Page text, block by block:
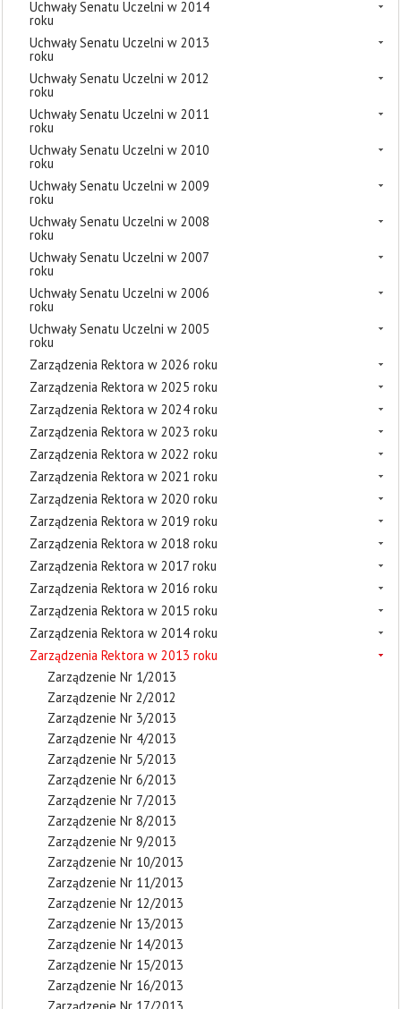
Uchwały Senatu Uczelni w 2014
roku
Uchwały Senatu Uczelni w 2013
roku
Uchwały Senatu Uczelni w 2012
roku
Uchwały Senatu Uczelni w 2011
roku
Uchwały Senatu Uczelni w 2010
roku
Uchwały Senatu Uczelni w 2009
roku
Uchwały Senatu Uczelni w 2008
roku
Uchwały Senatu Uczelni w 2007
roku
Uchwały Senatu Uczelni w 2006
roku
Uchwały Senatu Uczelni w 2005
roku
Zarządzenia Rektora w 2026 roku
Zarządzenia Rektora w 2025 roku
Zarządzenia Rektora w 2024 roku
Zarządzenia Rektora w 2023 roku
Zarządzenia Rektora w 2022 roku
Zarządzenia Rektora w 2021 roku
Zarządzenia Rektora w 2020 roku
Zarządzenia Rektora w 2019 roku
Zarządzenia Rektora w 2018 roku
Zarządzenia Rektora w 2017 roku
Zarządzenia Rektora w 2016 roku
Zarządzenia Rektora w 2015 roku
Zarządzenia Rektora w 2014 roku
Zarządzenia Rektora w 2013 roku
Zarządzenie Nr 1/2013
Zarządzenie Nr 2/2012
Zarządzenie Nr 3/2013
Zarządzenie Nr 4/2013
Zarządzenie Nr 5/2013
Zarządzenie Nr 6/2013
Zarządzenie Nr 7/2013
Zarządzenie Nr 8/2013
Zarządzenie Nr 9/2013
Zarządzenie Nr 10/2013
Zarządzenie Nr 11/2013
Zarządzenie Nr 12/2013
Zarządzenie Nr 13/2013
Zarządzenie Nr 14/2013
Zarządzenie Nr 15/2013
Zarządzenie Nr 16/2013